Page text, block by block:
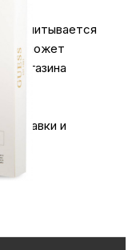
может
магазина
и